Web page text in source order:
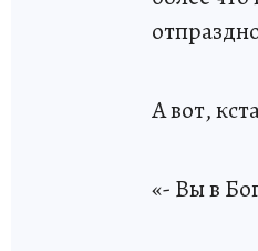
А вот,
«- Вы в